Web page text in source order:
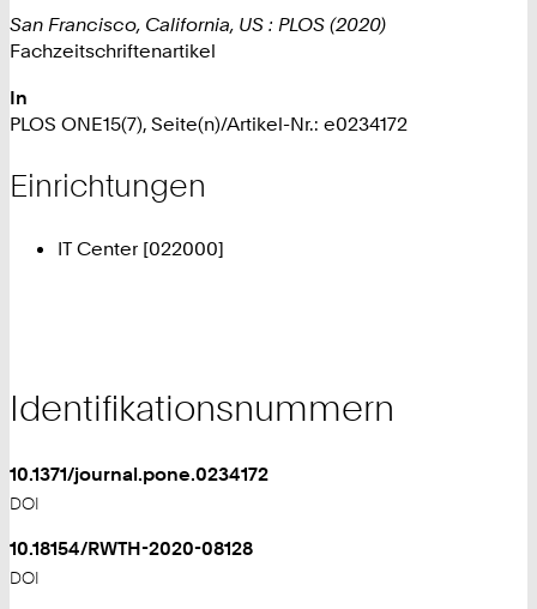
San Francisco, California, US : PLOS (2020)
Fachzeitschriftenartikel
In
PLOS ONE15(7), Seite(n)/Artikel-Nr.: e0234172
Einrichtungen
IT Center [022000]
Identifikationsnummern
10.1371/journal.pone.0234172
DOI
10.18154/RWTH-2020-08128
DOI